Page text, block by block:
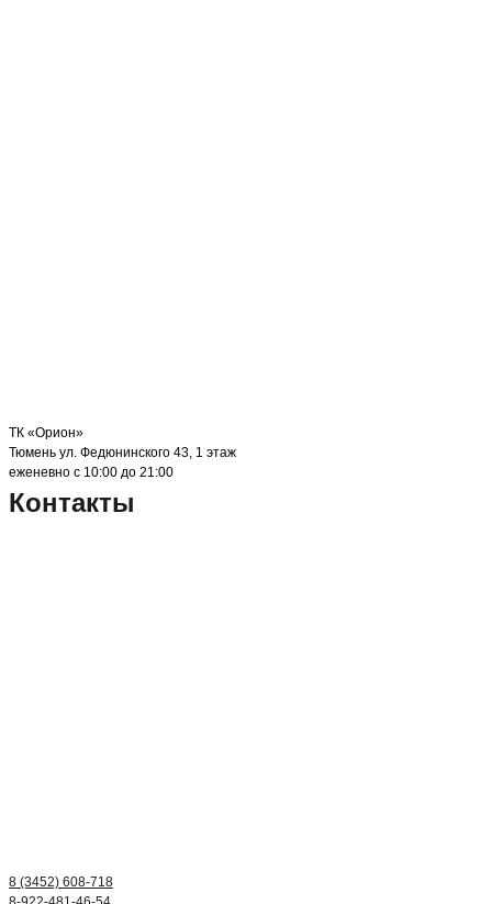
ТК «Орион»
Тюмень ул. Федюнинского 43, 1 этаж
еженевно с 10:00 до 21:00
Контакты
8 (3452) 608-718